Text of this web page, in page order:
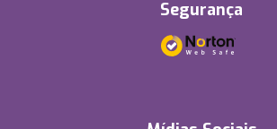
Segurança